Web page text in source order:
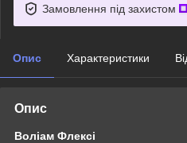
Замовлення під захистом
Опис Характеристики
Опис
Воліам Флексі